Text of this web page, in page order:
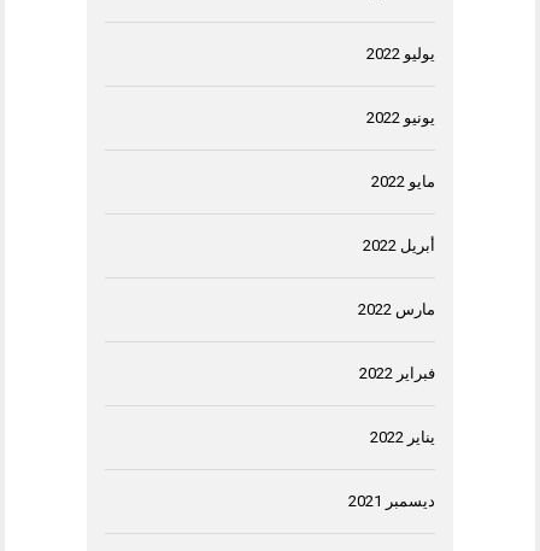
يوليو 2022
يونيو 2022
مايو 2022
أبريل 2022
مارس 2022
فبراير 2022
يناير 2022
ديسمبر 2021